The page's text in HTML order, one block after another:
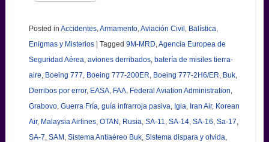
Posted in Accidentes, Armamento, Aviación Civil Balística
Enigmas y Misterios | Tagged 9M-MRD Agencia Europea de
Seguridad Aérea aviones derribados, batería de misiles tierra-
aire Boeing 777 Boeing 777-200ER Boeing 777-2H6/ER Buk,
Derribos por error, EASA, FAA, Federal Aviation Administration
Grabovo, Guerra Fría guía infrarroja pasiva Igla Iran Air, Korean
Air, Malaysia Airlines, OTAN Rusia SA-11 SA-14, SA-16 Sa-17
SA-7 SAM Sistema Antiaéreo Buk, Sistema dispara y olvida